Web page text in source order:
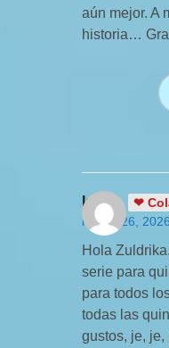
aún mejor. A
historia…
Isbela
❤
marzo 26,
Hola
serie para
para todos
todas las
gustos, je, je,